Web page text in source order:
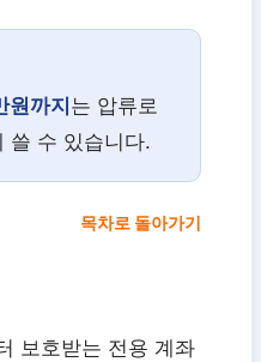
까지 는 압류로
쓸 수 있습니다.
목차로 돌아가기
보호받는 전용 계좌